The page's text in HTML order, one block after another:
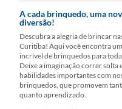
A cada brinquedo, uma
diversão!
Descubra a alegria de brincar
Curitiba! Aqui você encontra
incrível de brinquedos para
Deixe a imaginação correr solta
habilidades importantes com
brinquedos, que promovem
quanto aprendizado.